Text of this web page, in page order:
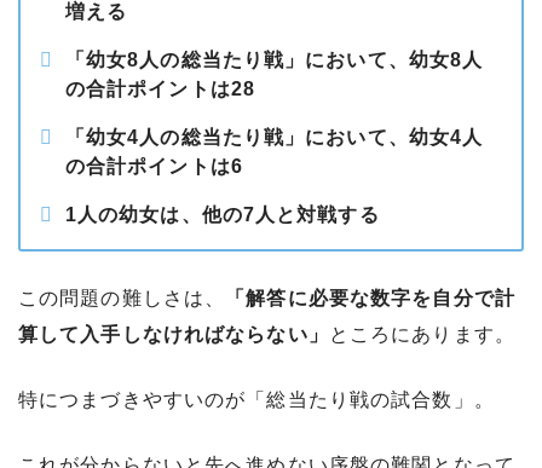
増える
「幼女8人の総当たり戦」において、幼女8人
の合計ポイントは28
「幼女4人の総当たり戦」において、幼女4人
の合計ポイントは6
1人の幼女は、他の7人と対戦する
この問題の難しさは、
「解答に必要な数字を自分で計
算して入手しなければならない」
ところにあります。
特につまづきやすいのが「総当たり戦の試合数」。